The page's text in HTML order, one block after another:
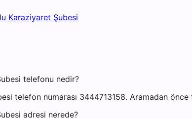
Karaziyaret Şubesi
telefonu nedir?
telefon numarası 3444713158. Aramadan önce
adresi nerede?